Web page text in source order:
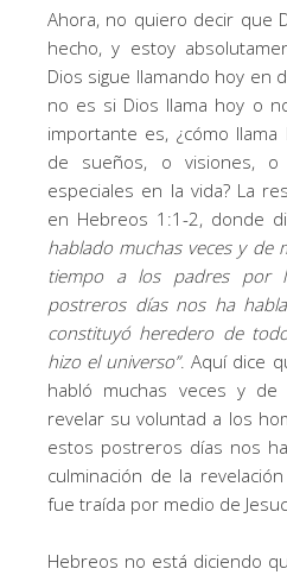
Ahora, no quiero decir que
hecho, y estoy
Dios sigue llamando hoy en
no es si Dios llama hoy o
importante es, ¿cómo llama
de sueños, o visiones, o
especiales en la vida? La
en Hebreos 1:1-2, donde
hablado muchas veces y de
tiempo a los padres por
postreros días nos ha
constituyó heredero de
hizo el universo”. Aquí dice
habló muchas veces y de
revelar su voluntad a los
estos postreros días nos
culminación de la
fue traída por medio de
Hebreos no está diciendo